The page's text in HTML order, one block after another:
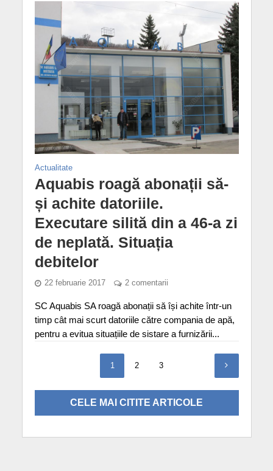
Actualitate
Aquabis roagă abonații să-
și achite datoriile.
Executare silită din a 46-a zi
de neplată. Situația
debitelor
22 februarie 2017 2 comentarii
SC Aquabis SA roagă abonații să își achite într-un
timp cât mai scurt datoriile către compania de apă,
pentru a evitua situațiile de sistare a furnizării...
1 2 3
CELE MAI CITITE ARTICOLE